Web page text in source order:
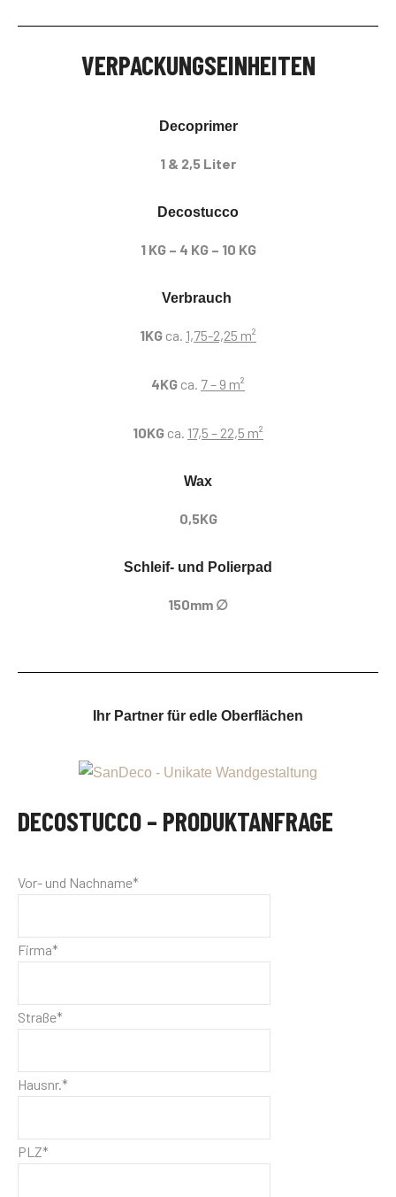
VERPACKUNGSEINHEITEN
Decoprimer
1 & 2,5 Liter
Decostucco
1 KG – 4 KG – 10 KG
Verbrauch
1KG ca. 1,75-2,25 m²
4KG ca. 7 – 9 m²
10KG ca. 17,5 – 22,5 m²
Wax
0,5KG
Schleif- und Polierpad
150mm ∅
Ihr Partner für edle Oberflächen
DECOSTUCCO – PRODUKTANFRAGE
Vor- und Nachname*
Firma*
Straße*
Hausnr.*
PLZ*